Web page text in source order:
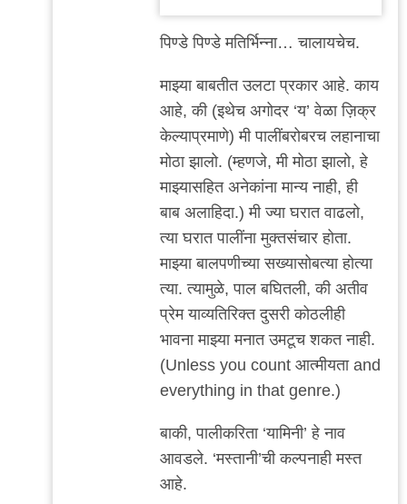
पिण्डे पिण्डे मतिर्भिन्ना… चालायचेच.
माझ्या बाबतीत उलटा प्रकार आहे. काय
आहे, की (इथेच अगोदर ‘य’ वेळा ज़िक्र
केल्याप्रमाणे) मी पालींबरोबरच लहानाचा
मोठा झालो. (म्हणजे, मी मोठा झालो, हे
माझ्यासहित अनेकांना मान्य नाही, ही
बाब अलाहिदा.) मी ज्या घरात वाढलो,
त्या घरात पालींना मुक्तसंचार होता.
माझ्या बालपणीच्या सख्यासोबत्या होत्या
त्या. त्यामुळे, पाल बघितली, की अतीव
प्रेम याव्यतिरिक्त दुसरी कोठलीही
भावना माझ्या मनात उमटूच शकत नाही.
(Unless you count आत्मीयता and
everything in that genre.)
बाकी, पालीकरिता ‘यामिनी’ हे नाव
आवडले. ‘मस्तानी’ची कल्पनाही मस्त
आहे.